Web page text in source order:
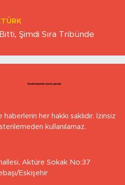
Şimdi Sıra Tribünde
her hakkı saklıdır. İzinsiz
kullanılamaz.
Aktüre Sokak No:37
Eskişehir